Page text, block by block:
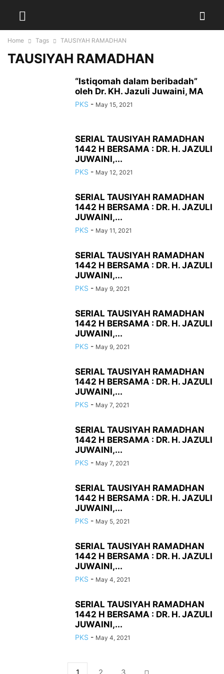
Home Tags TAUSIYAH RAMADHAN
TAUSIYAH RAMADHAN
“Istiqomah dalam beribadah”
oleh Dr. KH. Jazuli Juwaini, MA
PKS - May 15, 2021
SERIAL TAUSIYAH RAMADHAN
1442 H BERSAMA : DR. H. JAZULI
JUWAINI,...
PKS - May 12, 2021
SERIAL TAUSIYAH RAMADHAN
1442 H BERSAMA : DR. H. JAZULI
JUWAINI,...
PKS - May 11, 2021
SERIAL TAUSIYAH RAMADHAN
1442 H BERSAMA : DR. H. JAZULI
JUWAINI,...
PKS - May 9, 2021
SERIAL TAUSIYAH RAMADHAN
1442 H BERSAMA : DR. H. JAZULI
JUWAINI,...
PKS - May 9, 2021
SERIAL TAUSIYAH RAMADHAN
1442 H BERSAMA : DR. H. JAZULI
JUWAINI,...
PKS - May 7, 2021
SERIAL TAUSIYAH RAMADHAN
1442 H BERSAMA : DR. H. JAZULI
JUWAINI,...
PKS - May 7, 2021
SERIAL TAUSIYAH RAMADHAN
1442 H BERSAMA : DR. H. JAZULI
JUWAINI,...
PKS - May 5, 2021
SERIAL TAUSIYAH RAMADHAN
1442 H BERSAMA : DR. H. JAZULI
JUWAINI,...
PKS - May 4, 2021
SERIAL TAUSIYAH RAMADHAN
1442 H BERSAMA : DR. H. JAZULI
JUWAINI,...
PKS - May 4, 2021